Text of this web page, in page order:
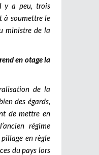
y a peu, trois
à soumettre le
ministre de la
en otage la
de la
des égards,
de mettre en
régime
en règle
du pays lors